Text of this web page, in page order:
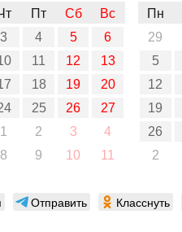
Пт Сб
Вс
3 4 5
6
11 12
13
18 19
20
25 26
27
1 2 3
4
8 9 10 11
Пн
29
5
12
19
26
2
Отправить Класснуть